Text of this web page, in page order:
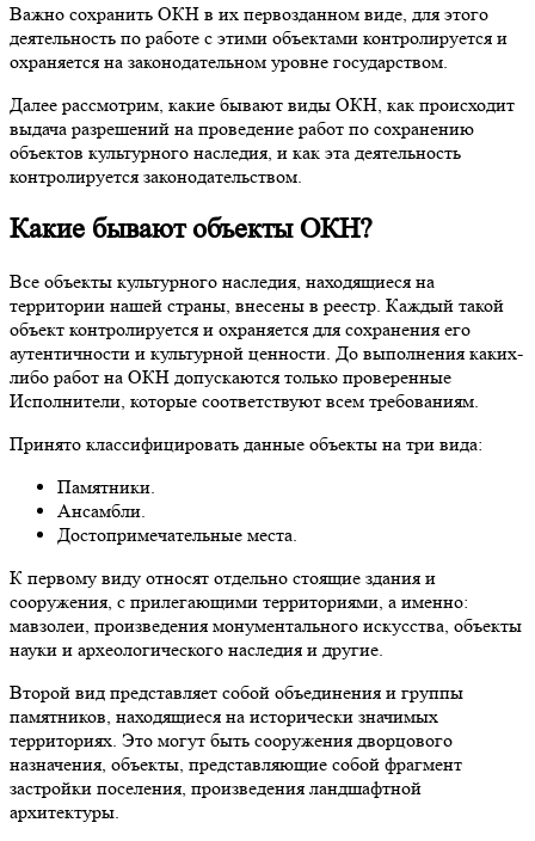
Важно сохранить ОКН в их первозданном виде, для этого
деятельность по работе с этими объектами контролируется и
охраняется на законодательном уровне государством.
Далее рассмотрим, какие бывают виды ОКН, как происходит
выдача разрешений на проведение работ по сохранению
объектов культурного наследия, и как эта деятельность
контролируется законодательством.
Какие бывают объекты ОКН?
Все объекты культурного наследия, находящиеся на
территории нашей страны, внесены в реестр. Каждый такой
объект контролируется и охраняется для сохранения его
аутентичности и культурной ценности. До выполнения каких-
либо работ на ОКН допускаются только проверенные
Исполнители, которые соответствуют всем требованиям.
Принято классифицировать данные объекты на три вида:
Памятники.
Ансамбли.
Достопримечательные места.
К первому виду относят отдельно стоящие здания и
сооружения, с прилегающими территориями, а именно:
мавзолеи, произведения монументального искусства, объекты
науки и археологического наследия и другие.
Второй вид представляет собой объединения и группы
памятников, находящиеся на исторически значимых
территориях. Это могут быть сооружения дворцового
назначения, объекты, представляющие собой фрагмент
застройки поселения, произведения ландшафтной
архитектуры.